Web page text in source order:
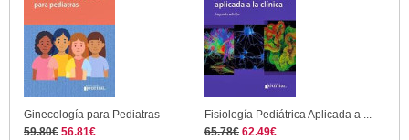
Ginecología para Pediatras
59.80€ 56.81€
Fisiología Pediátrica Aplicada a ...
65.78€ 62.49€